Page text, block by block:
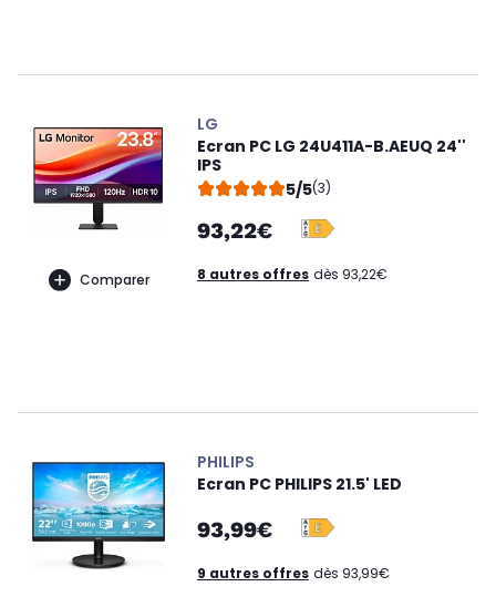
Comparer
LG
Ecran PC LG 24U411A-B.AEUQ 24''
IPS
5/5(3)
93,22€
8 autres offres dès 93,22€
PHILIPS
Ecran PC PHILIPS 21.5' LED
93,99€
9 autres offres dès 93,99€